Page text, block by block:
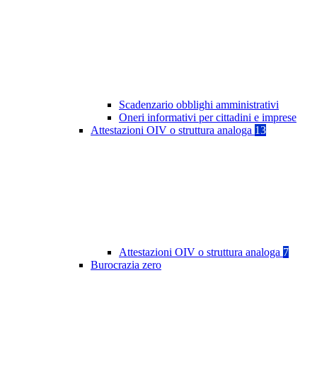
Scadenzario obblighi amministrativi
Oneri informativi per cittadini e imprese
Attestazioni OIV o struttura analoga 13
Attestazioni OIV o struttura analoga 7
Burocrazia zero